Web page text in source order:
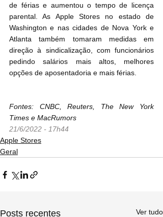
de férias e aumentou o tempo de licença
parental. As Apple Stores no estado de
Washington e nas cidades de Nova York e
Atlanta também tomaram medidas em
direção à sindicalização, com funcionários
pedindo salários mais altos, melhores
opções de aposentadoria e mais férias.
Fontes: CNBC, Reuters, The New York
Times e MacRumors
21/6/2022 - 17h44
Apple Stores
Geral
Posts recentes Ver tudo